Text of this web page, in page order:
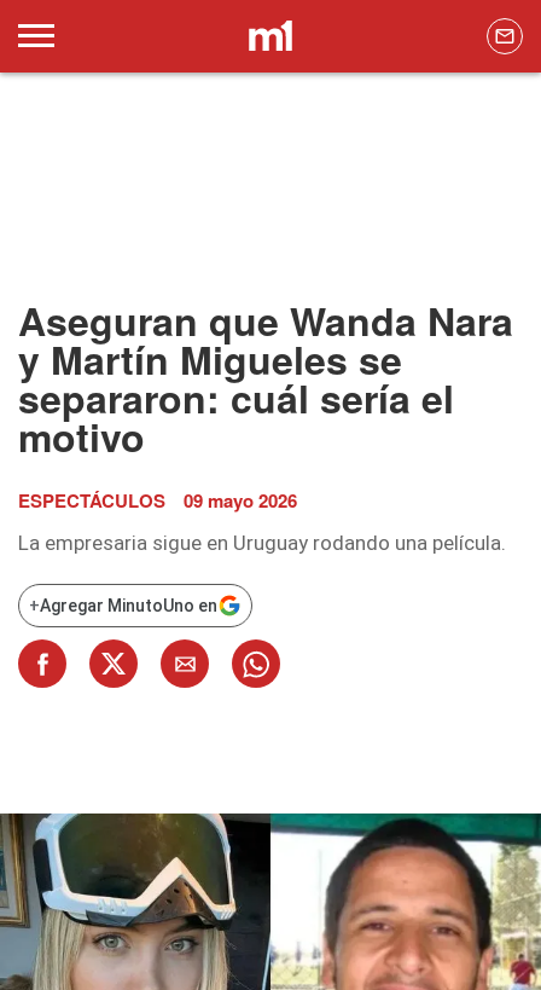
Aseguran que Wanda Nara
y Martín Migueles se
separaron: cuál sería el
motivo
ESPECTÁCULOS 09 mayo 2026
La empresaria sigue en Uruguay rodando una película.
+Agregar MinutoUno en